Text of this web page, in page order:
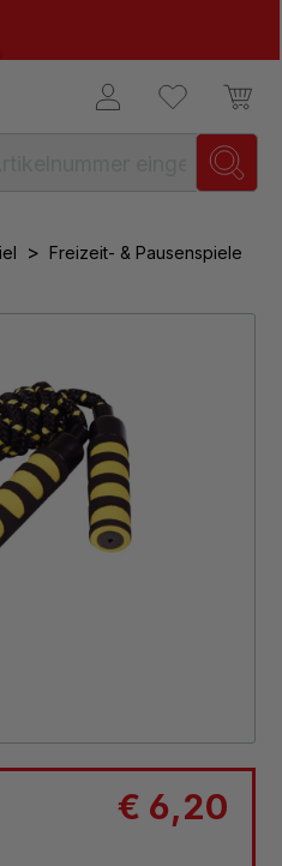
> Freizeit- & Pausenspiele
€ 6,20